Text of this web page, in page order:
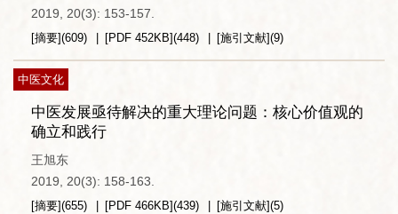
2019, 20(3): 153-157.
[摘要](609) [PDF 452KB](448) [施引文献](9)
中医文化
中医发展亟待解决的重大理论问题：核心价值观的
确立和践行
王旭东
2019, 20(3): 158-163.
[摘要](655) [PDF 466KB](439) [施引文献](5)